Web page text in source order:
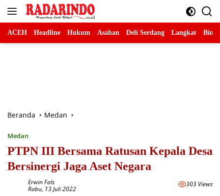
Langsung
ACEH Headline Hukum Asahan Deli Serdang Langkat
Beranda Medan
Medan
PTPN III Bersama Ratusan Kepala Desa
Bersinergi Jaga Aset Negara
Erwin Fals
Rabu, 13 Juli 2022
303 Views